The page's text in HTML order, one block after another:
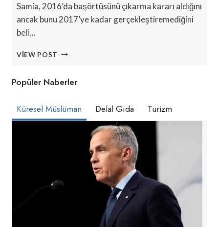
Samia, 2016’da başörtüsünü çıkarma kararı aldığını
ancak bunu 2017’ye kadar gerçekleştiremediğini
beli…
VIEW POST STEREOTIPLERIN
FRANSIZ
BAŞÖRTÜSÜNÜ
ÇIKARIYOR
Popüler Naberler
Küresel Müslüman Delal Gıda Turizm